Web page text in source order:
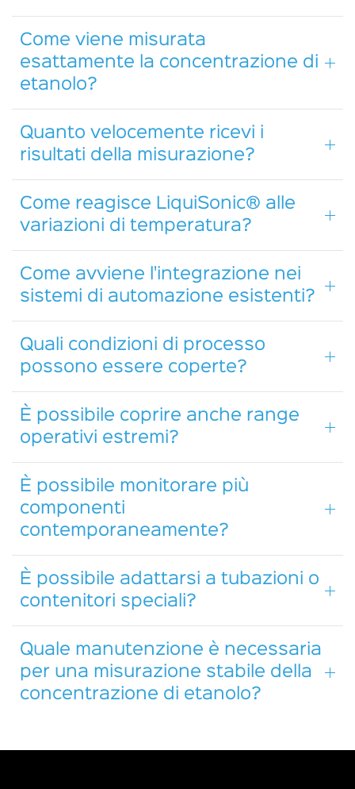
Come viene misurata
esattamente la concentrazione di
etanolo?
Quanto velocemente ricevi i
risultati della misurazione?
Come reagisce LiquiSonic® alle
variazioni di temperatura?
Come avviene l'integrazione nei
sistemi di automazione esistenti?
Quali condizioni di processo
possono essere coperte?
È possibile coprire anche range
operativi estremi?
È possibile monitorare più
componenti
contemporaneamente?
È possibile adattarsi a tubazioni o
contenitori speciali?
Quale manutenzione è necessaria
per una misurazione stabile della
concentrazione di etanolo?